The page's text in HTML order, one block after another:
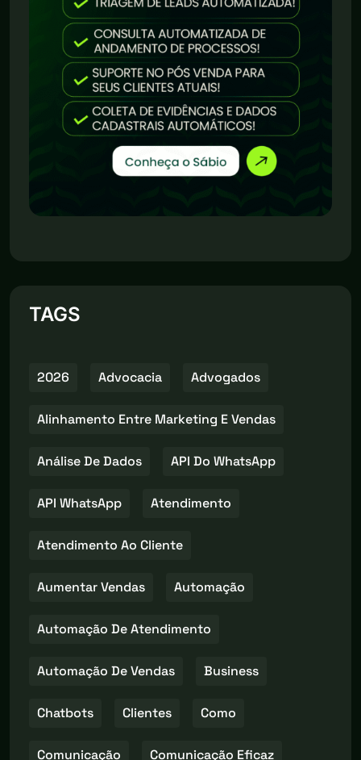
TAGS
2026 Advocacia Advogados
Alinhamento Entre Marketing E Vendas
Análise De Dados API Do WhatsApp
API WhatsApp Atendimento
Atendimento Ao Cliente
Aumentar Vendas Automação
Automação De Atendimento
Automação De Vendas Business
Chatbots Clientes Como
Comunicação Comunicação Eficaz